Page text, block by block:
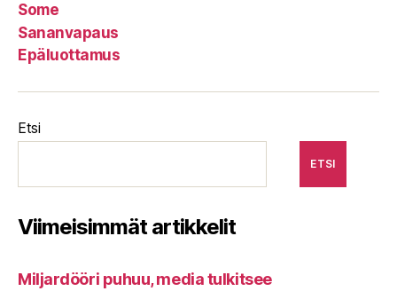
Some
Sananvapaus
Epäluottamus
Etsi
ETSI
Viimeisimmät artikkelit
Miljardööri puhuu, media tulkitsee